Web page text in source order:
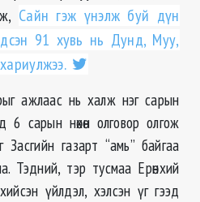
Сайн гэж үнэлж буй дүн
91 хувь нь Дунд, Муу,
ажлаас нь халж нэг сарын
сарын нөхөн олговор олгож
Засгийн газарт “амь” байгаа
Тэдний, тэр тусмаа Ерөнхий
үйлдэл, хэлсэн үг гээд